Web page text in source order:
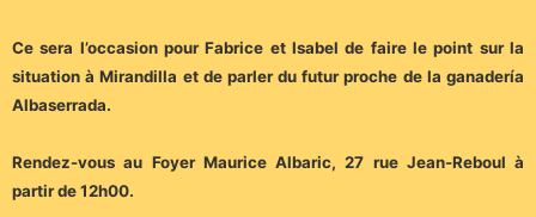
Ce sera l’occasion pour Fabrice et Isabel de faire le point sur la
situation à Mirandilla et de parler du futur proche de la ganadería
Albaserrada.
Rendez-vous au Foyer Maurice Albaric, 27 rue Jean-Reboul à
partir de 12h00.